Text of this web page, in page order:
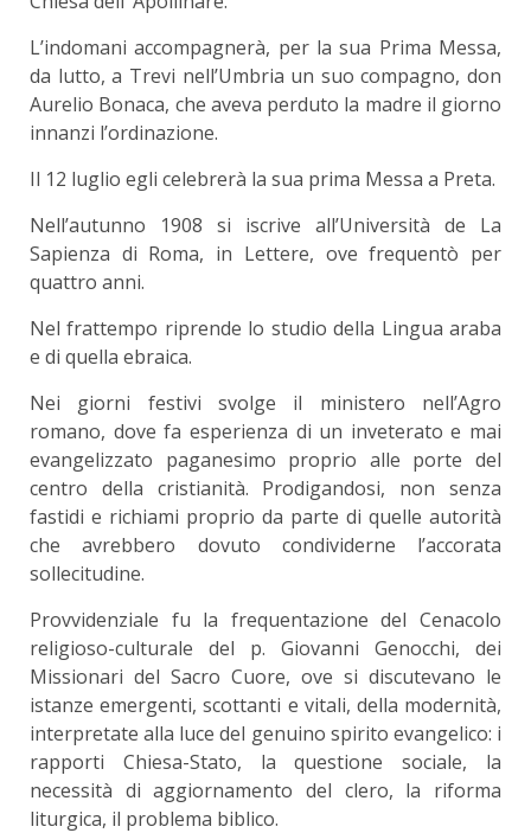
L’indomani accompagnerà, per la sua Prima Messa,
da lutto, a Trevi nell’Umbria un suo compagno, don
Aurelio Bonaca, che aveva perduto la madre il giorno
innanzi l’ordinazione.
Il 12 luglio egli celebrerà la sua prima Messa a Preta.
Nell’autunno 1908 si iscrive all’Università de La
Sapienza di Roma, in Lettere, ove frequentò per
quattro anni.
Nel frattempo riprende lo studio della Lingua araba
e di quella ebraica.
Nei giorni festivi svolge il ministero nell’Agro
romano, dove fa esperienza di un inveterato e mai
evangelizzato paganesimo proprio alle porte del
centro della cristianità. Prodigandosi, non senza
fastidi e richiami proprio da parte di quelle autorità
che avrebbero dovuto condividerne l’accorata
sollecitudine.
Provvidenziale fu la frequentazione del Cenacolo
religioso-culturale del p. Giovanni Genocchi, dei
Missionari del Sacro Cuore, ove si discutevano le
istanze emergenti, scottanti e vitali, della modernità,
interpretate alla luce del genuino spirito evangelico: i
rapporti Chiesa-Stato, la questione sociale, la
necessità di aggiornamento del clero, la riforma
liturgica, il problema biblico.